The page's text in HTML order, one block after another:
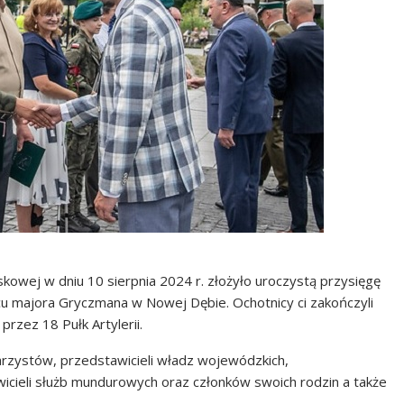
w dniu 10 sierpnia 2024 r. złożyło uroczystą przysięgę
majora Gryczmana w Nowej Dębie. Ochotnicy ci zakończyli
18 Pułk Artylerii.
przedstawicieli władz wojewódzkich,
służb mundurowych oraz członków swoich rodzin a także